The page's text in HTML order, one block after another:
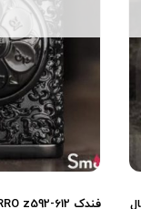
فندک ZORRO z592-612 اسپینری اورجینال